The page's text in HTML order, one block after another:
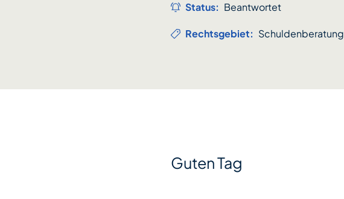
Status: Beantwortet
Rechtsgebiet: Schuldenberatung
Guten Tag